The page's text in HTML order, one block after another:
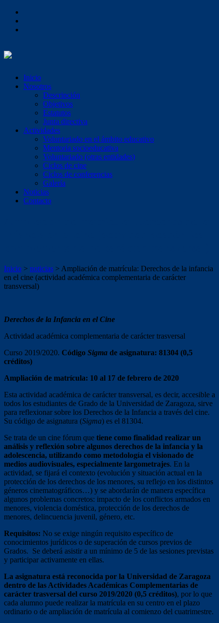
Inicio
Nosotros
Descripción
Objetivos
Estatutos
Junta directiva
Actividades
Voluntariado en el ámbito educativo
Mentoría socioeducativa
Voluntariado (otras entidades)
Ciclos de cine
Ciclos de conferencias
Galería
Noticias
Contacto
Inicio > noticias > Ampliación de matrícula: Derechos de la infancia
en el cine (actividad académica complementaria de carácter
transversal)
Derechos de la Infancia en el Cine
Actividad académica complementaria de carácter trasversal
Curso 2019/2020. Código Sigma de asignatura: 81304 (0,5
créditos)
Ampliación de matrícula: 10 al 17 de febrero de 2020
Esta actividad académica de carácter transversal, es decir, accesible a
todos los estudiantes de Grado de la Universidad de Zaragoza, sirve
para reflexionar sobre los Derechos de la Infancia a través del cine.
Su código de asignatura (Sigma) es el 81304.
Se trata de un cine fórum que tiene como finalidad realizar un
análisis y reflexión sobre algunos derechos de la infancia y la
adolescencia, utilizando como metodología el visionado de
medios audiovisuales, especialmente largometrajes. En la
actividad, se fijará el contexto (evolución y situación actual en la
protección de los derechos de los menores, su reflejo en los distintos
géneros cinematográficos…) y se abordarán de manera específica
algunos problemas concretos: impacto de los conflictos armados en
menores, violencia doméstica, protección de los derechos de
menores, delincuencia juvenil, género, etc.
Requisitos: No se exige ningún requisito específico de
conocimientos jurídicos o de superación de cursos previos de
Grados. Se deberá asistir a un mínimo de 5 de las sesiones previstas
y participar activamente en ellas.
La asignatura está reconocida por la Universidad de Zaragoza
dentro de las Actividades Académicas Complementarias de
carácter trasversal del curso 2019/2020 (0,5 créditos), por lo que
cada alumno puede realizar la matrícula en su centro en el plazo
ordinario o de ampliación de matrícula al comienzo del cuatrimestre.